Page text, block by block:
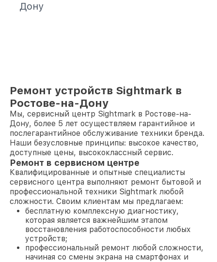
Дону
Ремонт устройств Sightmark в
Ростове-на-Дону
Мы, сервисный центр Sightmark в Ростове-на-
Дону, более 5 лет осуществляем гарантийное и
послегарантийное обслуживание техники бренда.
Наши безусловные принципы: высокое качество,
доступные цены, высококлассный сервис.
Ремонт в сервисном центре
Квалифицированные и опытные специалисты
сервисного центра выполняют ремонт бытовой и
профессиональной техники Sightmark любой
сложности. Своим клиентам мы предлагаем:
бесплатную комплексную диагностику,
которая является важнейшим этапом
восстановления работоспособности любых
устройств;
профессиональный ремонт любой сложности,
начиная со смены экрана на смартфонах и